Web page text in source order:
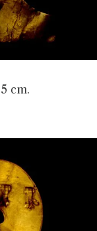
cm.